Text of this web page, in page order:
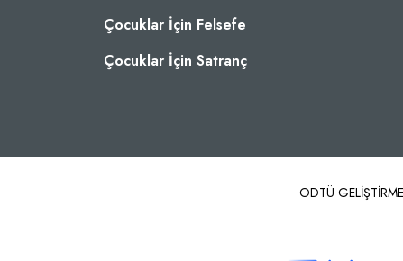
Çocuklar İçin Felsefe
Çocuklar İçin Satranç
ODTÜ